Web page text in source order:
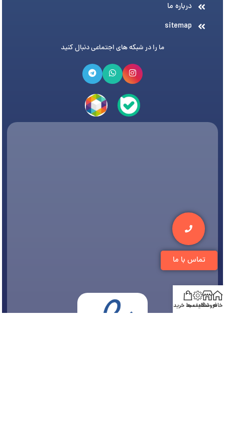
تماس با ما
درباره ما
sitemap
ما را در شبکه های اجتماعی دنبال کنید
خانهفروشگاه
تخفیف هاسبد خرید